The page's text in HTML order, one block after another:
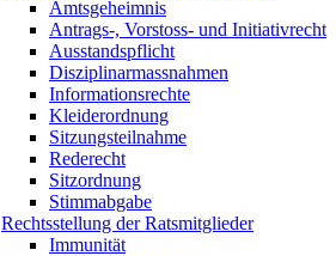
Amtsgeheimnis
Antrags-, Vorstoss- und Initiativrecht
Ausstandspflicht
Disziplinarmassnahmen
Informationsrechte
Kleiderordnung
Sitzungsteilnahme
Rederecht
Sitzordnung
Stimmabgabe
Rechtsstellung der Ratsmitglieder
Immunität